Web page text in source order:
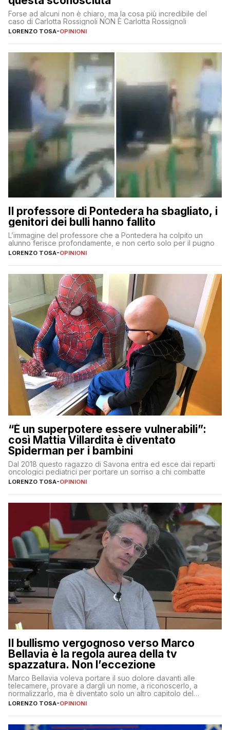
Forse ad alcuni non è chiaro, ma la cosa più incredibile del
caso di Carlotta Rossignoli NON È Carlotta Rossignoli
LORENZO TOSA-OPINIONI
Il professore di Pontedera ha sbagliato, i
genitori dei bulli hanno fallito
L’immagine del professore che a Pontedera ha colpito un
alunno ferisce profondamente, e non certo solo per il pugno
LORENZO TOSA-OPINIONI
“È un superpotere essere vulnerabili”:
così Mattia Villardita è diventato
Spiderman per i bambini
Dal 2018 questo ragazzo di Savona entra ed esce dai reparti
oncologici pediatrici per portare un sorriso a chi combatte
LORENZO TOSA-OPINIONI
Il bullismo vergognoso verso Marco
Bellavia è la regola aurea della tv
spazzatura. Non l’eccezione
Marco Bellavia voleva portare il suo dolore davanti alle
telecamere, provare a dargli un nome, a riconoscerlo, a
normalizzarlo, ma è diventato solo un altro capitolo del
copione
LORENZO TOSA-OPINIONI